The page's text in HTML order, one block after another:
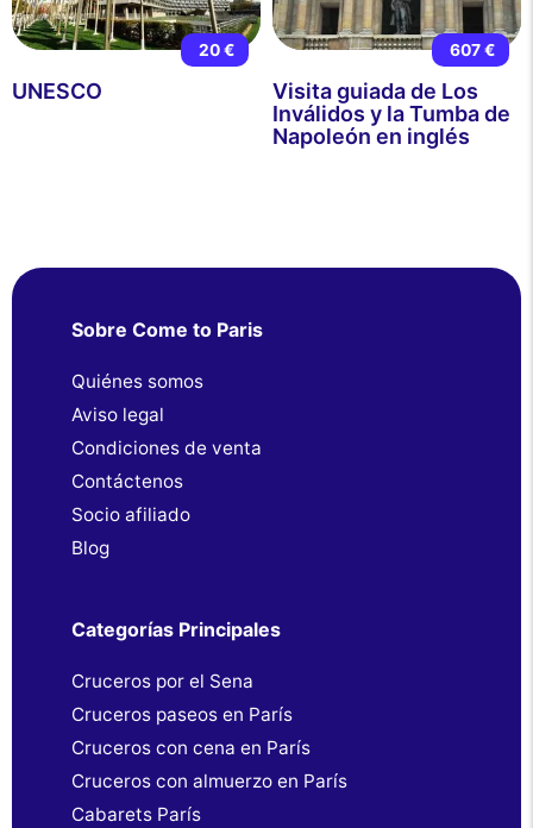
20 €
UNESCO
607 €
Visita guiada de Los
Inválidos y la Tumba de
Napoleón en inglés
Sobre Come to Paris
Quiénes somos
Aviso legal
Condiciones de venta
Contáctenos
Socio afiliado
Blog
Categorías Principales
Cruceros por el Sena
Cruceros paseos en París
Cruceros con cena en París
Cruceros con almuerzo en París
Cabarets París